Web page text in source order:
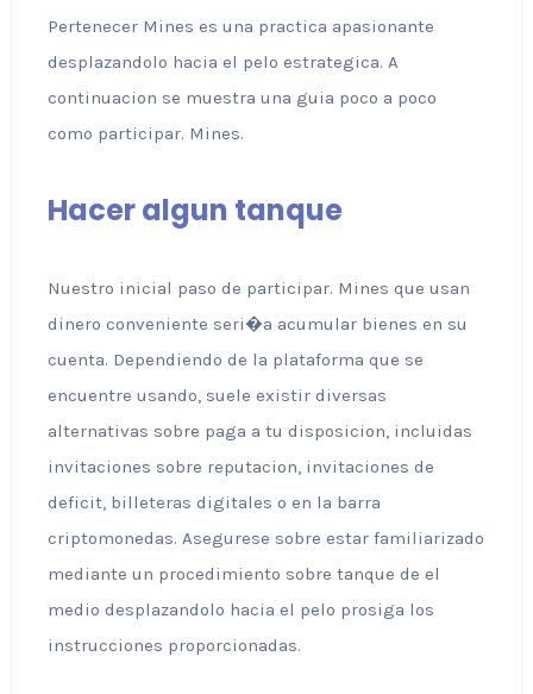
Pertenecer Mines es una practica apasionante
desplazandolo hacia el pelo estrategica. A
continuacion se muestra una guia poco a poco
como participar. Mines.
Hacer algun tanque
Nuestro inicial paso de participar. Mines que usan
dinero conveniente seri�a acumular bienes en su
cuenta. Dependiendo de la plataforma que se
encuentre usando, suele existir diversas
alternativas sobre paga a tu disposicion, incluidas
invitaciones sobre reputacion, invitaciones de
deficit, billeteras digitales o en la barra
criptomonedas. Asegurese sobre estar familiarizado
mediante un procedimiento sobre tanque de el
medio desplazandolo hacia el pelo prosiga los
instrucciones proporcionadas.